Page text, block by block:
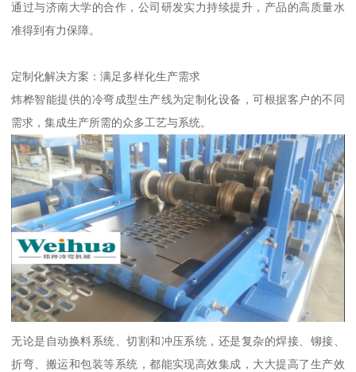
通过与济南大学的合作，公司研发实力持续提升，产品的高质量水
准得到有力保障。
定制化解决方案：满足多样化生产需求
炜桦智能提供的冷弯成型生产线为定制化设备，可根据客户的不同
需求，集成生产所需的众多工艺与系统。
无论是自动换料系统、切割和冲压系统，还是复杂的焊接、铆接、
折弯、搬运和包装等系统，都能实现高效集成，大大提高了生产效